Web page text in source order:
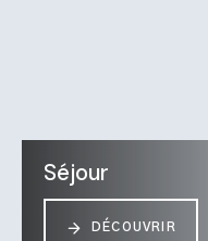
Séjour
DÉCOUVRIR